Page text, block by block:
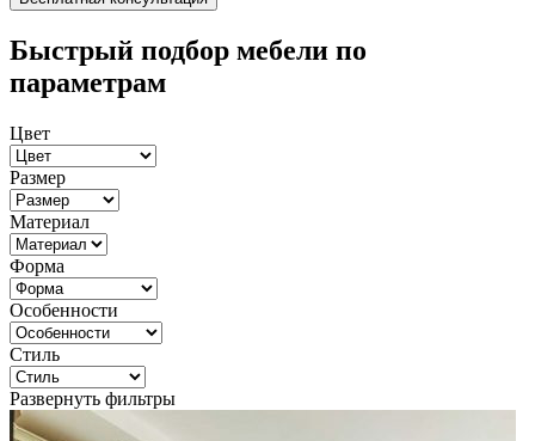
Быстрый подбор мебели по
параметрам
Цвет
Размер
Материал
Форма
Особенности
Стиль
Развернуть фильтры